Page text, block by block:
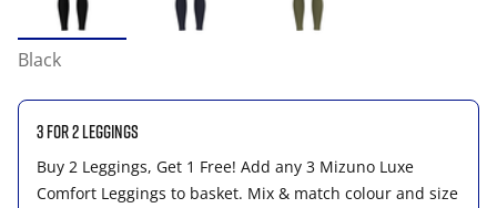
Black
3 for 2 Leggings
Buy 2 Leggings, Get 1 Free! Add any 3 Mizuno Luxe
Comfort Leggings to basket. Mix & match colour and size